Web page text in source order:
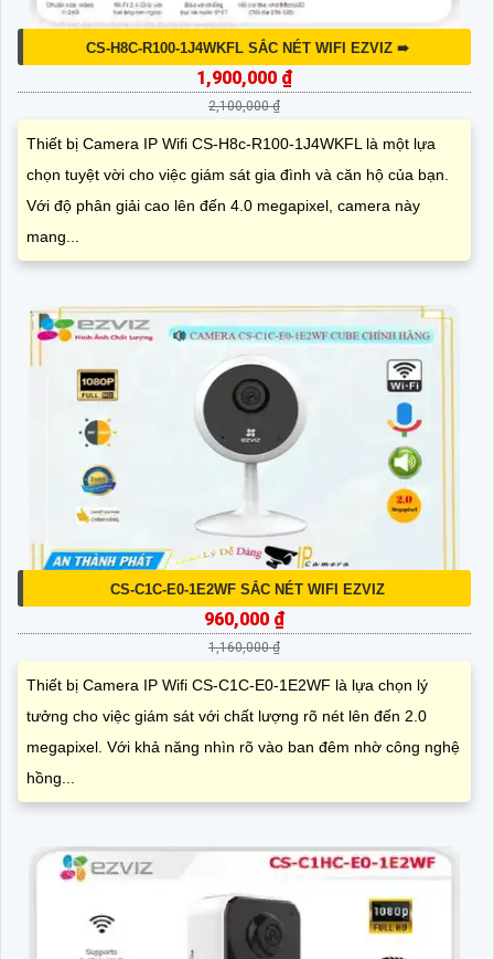
CS-H8C-R100-1J4WKFL SẮC NÉT WIFI EZVIZ ➠
1,900,000 ₫
2,100,000 ₫
Thiết bị Camera IP Wifi CS-H8c-R100-1J4WKFL là một lựa
chọn tuyệt vời cho việc giám sát gia đình và căn hộ của bạn.
Với độ phân giải cao lên đến 4.0 megapixel, camera này
mang...
CS-C1C-E0-1E2WF SẮC NÉT WIFI EZVIZ
960,000 ₫
1,160,000 ₫
Thiết bị Camera IP Wifi CS-C1C-E0-1E2WF là lựa chọn lý
tưởng cho việc giám sát với chất lượng rõ nét lên đến 2.0
megapixel. Với khả năng nhìn rõ vào ban đêm nhờ công nghệ
hồng...